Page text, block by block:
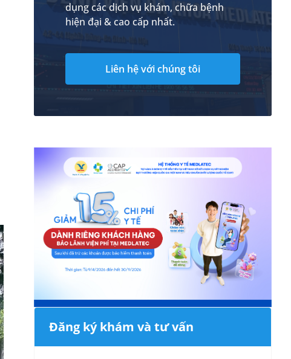
dụng các dịch vụ khám, chữa bệnh
hiện đại & cao cấp nhất.
Liên hệ với chúng tôi
Đăng ký khám và tư vấn